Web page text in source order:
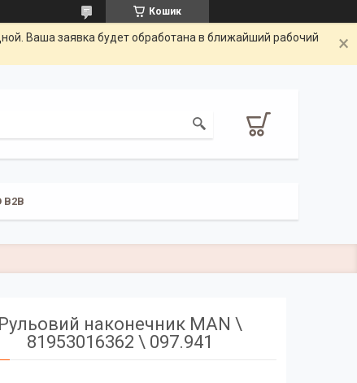
Кошик
Ваша заявка будет обработана в ближайший рабочий
Рульовий наконечник MAN \
81953016362 \ 097.941